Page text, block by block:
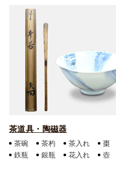
茶道具・陶磁器
茶碗 茶杓 茶入れ 棗
鉄瓶
銀瓶 花入れ 壺